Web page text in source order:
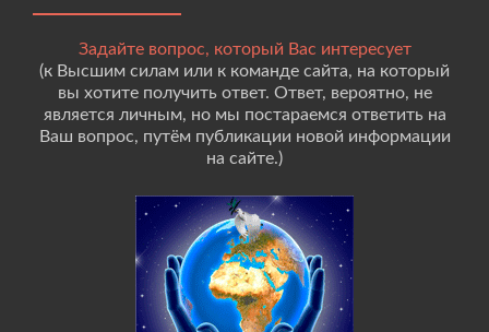
Задайте вопрос, который Вас интересует
(к Высшим силам или к команде сайта, на который
вы хотите получить ответ. Ответ, вероятно, не
является личным, но мы постараемся ответить на
Ваш вопрос, путём публикации новой информации
на сайте.)